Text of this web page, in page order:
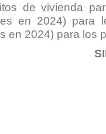
de vivienda
en 2024) para
en 2024) para los